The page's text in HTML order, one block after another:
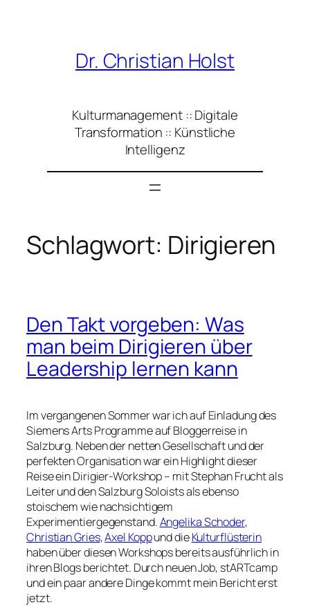
Dr. Christian Holst
Kulturmanagement :: Digitale
Transformation :: Künstliche
Intelligenz
Schlagwort: Dirigieren
Den Takt vorgeben: Was
man beim Dirigieren über
Leadership lernen kann
Im vergangenen Sommer war ich auf Einladung des
Siemens Arts Programme auf Bloggerreise in
Salzburg. Neben der netten Gesellschaft und der
perfekten Organisation war ein Highlight dieser
Reise ein Dirigier-Workshop – mit Stephan Frucht als
Leiter und den Salzburg Soloists als ebenso
stoischem wie nachsichtigem
Experimentiergegenstand.Angelika Schoder,
Christian Gries,Axel Koppund dieKulturflüsterin
haben über diesen Workshops bereits ausführlich in
ihren Blogs berichtet. Durch neuen Job, stARTcamp
und ein paar andere Dinge kommt mein Bericht erst
jetzt.